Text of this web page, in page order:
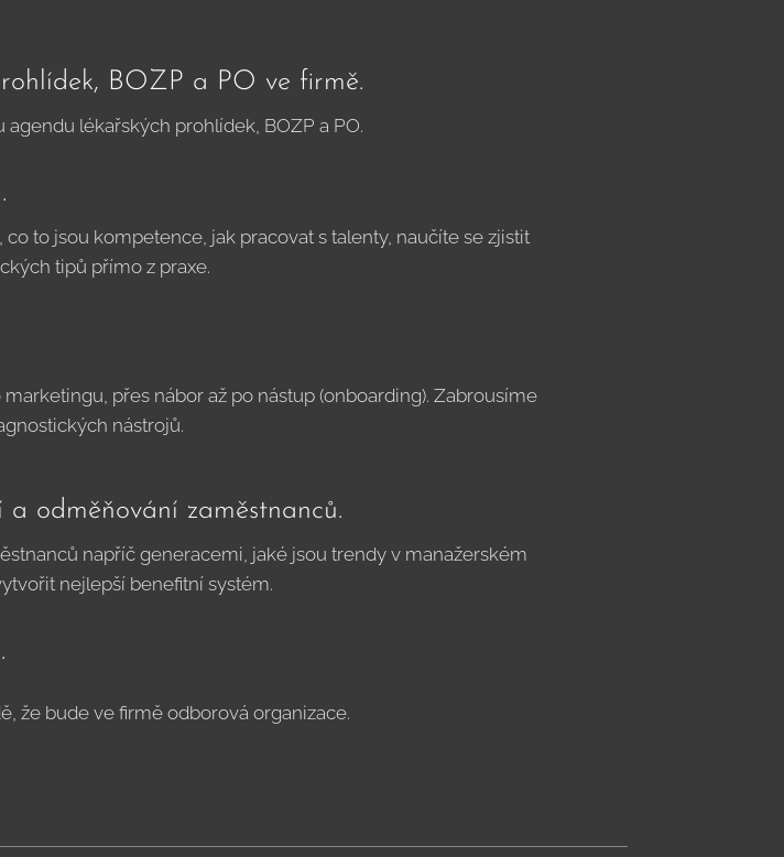
BOZP a PO ve firmě.
lékařských prohlídek, BOZP a PO.
to jsou kompetence, jak pracovat s talenty, naučíte se zjistit
tipů přímo z praxe.
přes nábor až po nástup (onboarding). Zabrousíme
nástrojů.
odměňování zaměstnanců.
napříč generacemi, jaké jsou trendy v manažerském
nejlepší benefitní systém.
že bude ve firmě odborová organizace.